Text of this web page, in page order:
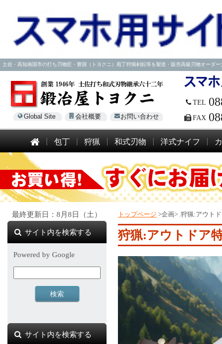
土佐・高知南国市の打ち刃物匠・豊国（トヨクニ）庖丁狩猟剣鉈等を製造・販売高級刃物オーダ
Global Site 会社概要 お問い合わせ
TEL
FAX
包丁 狩猟 和式刃物 洋式ナイフ
トップページ >企画> .狩猟:アウト
狩猟:アウトドア
最終更新日：8月8日（土）
サイト内を検索する
Powered by Google
サイト内を検索する